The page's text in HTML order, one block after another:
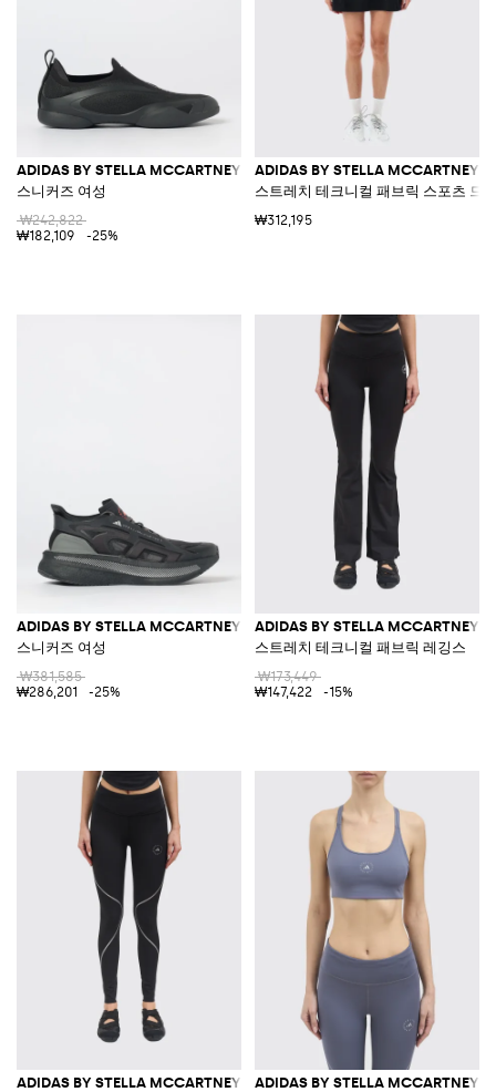
ADIDAS BY STELLA MCCARTNEY
스니커즈 여성
₩242,822
₩182,109
-25%
ADIDAS BY STELLA MCCARTNEY
스트레치 테크니컬 패브릭 스포츠 드
₩312,195
ADIDAS BY STELLA MCCARTNEY
스니커즈 여성
₩381,585
₩286,201
-25%
ADIDAS BY STELLA MCCARTNEY
스트레치 테크니컬 패브릭 레깅스
₩173,449
₩147,422
-15%
ADIDAS BY STELLA MCCARTNEY ADIDAS BY STELLA MCCARTNEY